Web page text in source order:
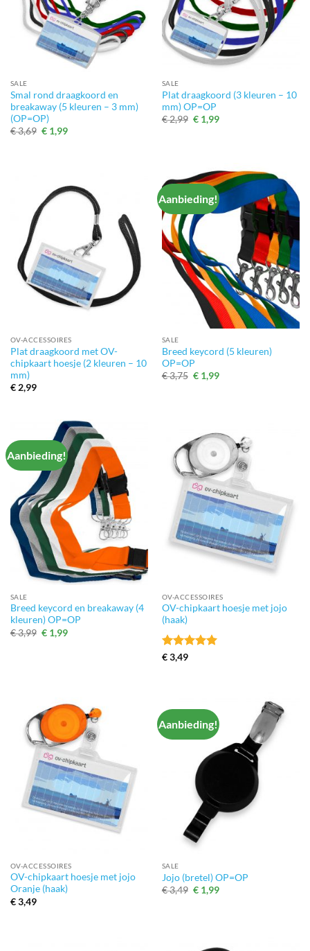
SALE
Smal rond draagkoord en
breakaway (5 kleuren – 3 mm)
(OP=OP)
€3,69 Oorspronkelijke
prijs
€1,99Huidige
SALE
Plat draagkoord (3 kleuren – 10
mm) OP=OP
€2,99 Oorspronkelijke
prijs
€1,99Huidige
OV-ACCESSOIRES
Plat draagkoord met OV-
chipkaart hoesje (2 kleuren – 10
mm)
€2,99
Aanbieding!
SALE
Breed keycord (5 kleuren)
OP=OP
€3,75 Oorspronkelijke
prijs
€1,99Huidige
Aanbieding!
SALE
Breed keycord en breakaway (4
kleuren) OP=OP
€3,99 Oorspronkelijke
prijs
€1,99Huidige
OV-ACCESSOIRES
OV-chipkaart hoesje met jojo
(haak)
Gewaardeerd
€3,49
OV-ACCESSOIRES
OV-chipkaart hoesje met jojo
Oranje (haak)
€3,49
Aanbieding!
SALE
Jojo (bretel) OP=OP
€3,49 Oorspronkelijke
prijs
€1,99Huidige